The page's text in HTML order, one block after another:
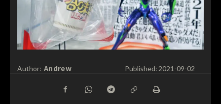
Author: Andrew Published: 2021-09-02